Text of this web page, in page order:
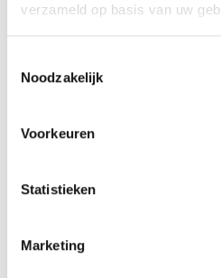
verzameld op basis van uw
Noodzakelijk
Voorkeuren
Statistieken
Marketing
These earrings are available in
€18.95